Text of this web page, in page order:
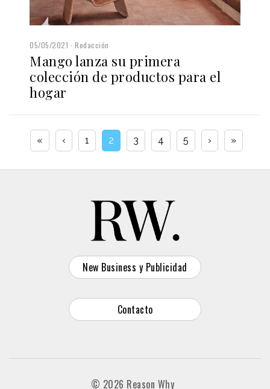
05/05/2021 Redacción
Mango lanza su primera
colección de productos para el
hogar
« ‹ 1 2 3 4 5 › »
New Business y Publicidad
Contacto
© 2026 Reason Why